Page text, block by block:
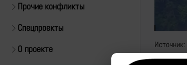
Прочие конфликты
Спецпроекты
О проекте
Источник: